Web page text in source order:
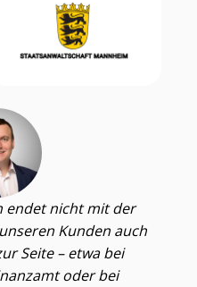
endet nicht mit der
Kunden auch
Seite – etwa bei
oder bei